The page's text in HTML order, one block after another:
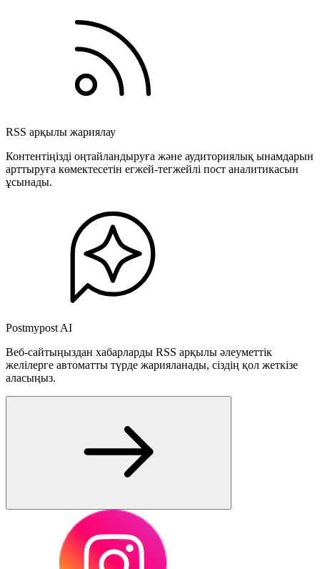
RSS арқылы жариялау
Контентіңізді оңтайландыруға және аудиториялық ынамдарын
арттыруға көмектесетін егжей-тегжейлі пост аналитикасын
ұсынады.
Postmypost AI
Веб-сайтыңыздан хабарларды RSS арқылы әлеуметтік
желілерге автоматты түрде жарияланады, сіздің қол жеткізе
аласыңыз.